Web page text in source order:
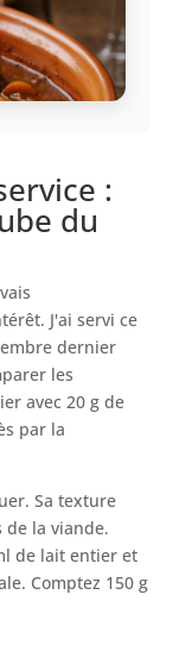
:
du
J'ai servi ce
dernier
les
avec 20 g de
par la
Sa texture
de la viande.
de lait entier et
Comptez 150 g